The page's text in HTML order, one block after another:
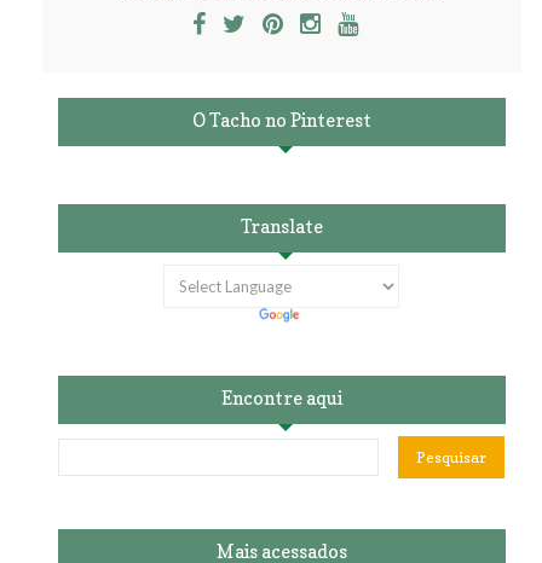
O Tacho no Pinterest
Translate
Encontre aqui
Mais acessados